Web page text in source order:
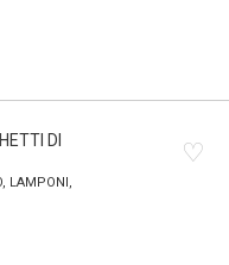
DI
LAMPONI,
♡